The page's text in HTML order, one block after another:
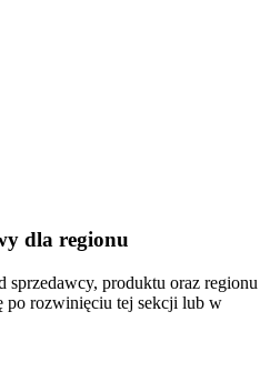
dla regionu
sprzedawcy, produktu oraz regionu
po rozwinięciu tej sekcji lub w